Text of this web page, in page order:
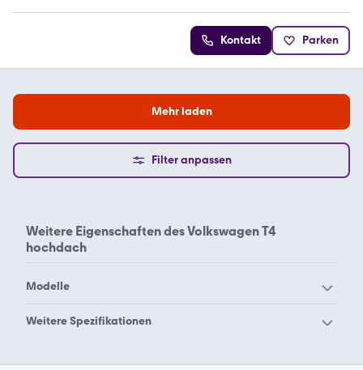
Kontakt Parken
Mehr laden
Filter anpassen
Weitere Eigenschaften desVolkswagen T4
hochdach
Modelle
Volkswagen Grand
Weitere Spezifikationen